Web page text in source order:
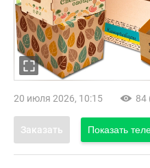
20 июля 2026, 10:15 84
Заказать Показать